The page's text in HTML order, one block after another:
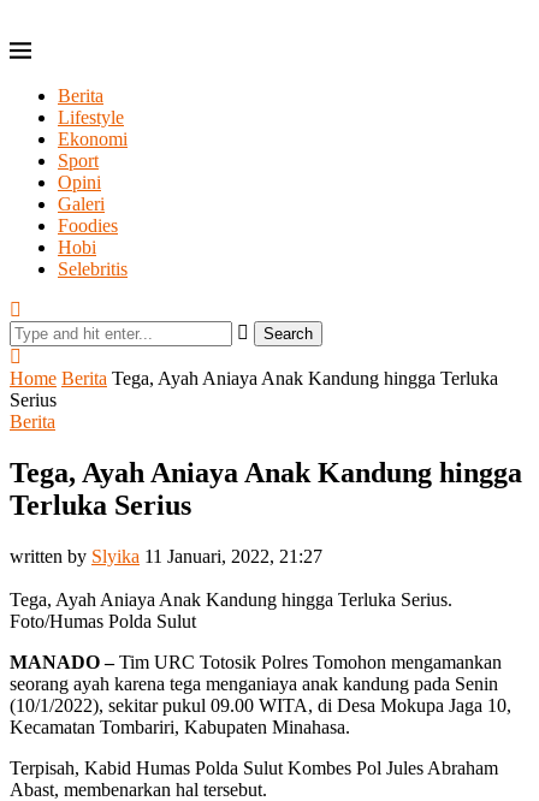
Berita
Lifestyle
Ekonomi
Sport
Opini
Galeri
Foodies
Hobi
Selebritis
Search
Home Berita Tega, Ayah Aniaya Anak Kandung hingga Terluka
Serius
Berita
Tega, Ayah Aniaya Anak Kandung hingga
Terluka Serius
written by Slyika 11 Januari, 2022, 21:27
Tega, Ayah Aniaya Anak Kandung hingga Terluka Serius.
Foto/Humas Polda Sulut
MANADO –Tim URC Totosik Polres Tomohon mengamankan
seorang ayah karena tega menganiaya anak kandung pada Senin
(10/1/2022), sekitar pukul 09.00 WITA, di Desa Mokupa Jaga 10,
Kecamatan Tombariri, Kabupaten Minahasa.
Terpisah, Kabid Humas Polda Sulut Kombes Pol Jules Abraham
Abast, membenarkan hal tersebut.